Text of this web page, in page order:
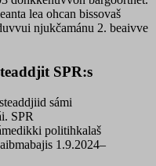
lea ohcan bissovaš
njukčamánu 2. beaivve
SPR:s
sámi
SPR
politihkalaš
1.9.2024–